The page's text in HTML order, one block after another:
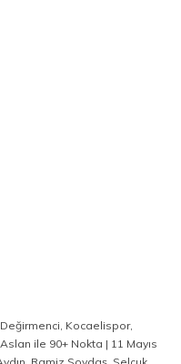
, Kocaelispor,
ile 90+ Nokta | 11 Mayıs